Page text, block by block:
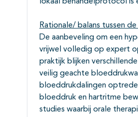
lokaal behandelprotocol is
Rationale/ balans tussen
De aanbeveling om een
vrijwel volledig op expert
praktijk blijken
veilig geachte
bloeddrukdalingen
bloeddruk en hartritme
studies waarbij orale